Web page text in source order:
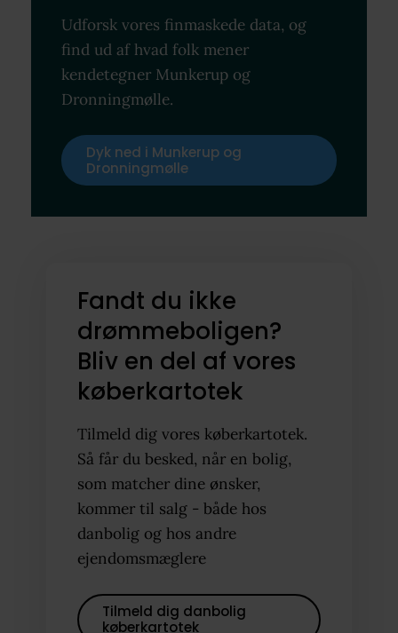
Udforsk vores finmaskede data, og
find ud af hvad folk mener
kendetegner Munkerup og
Dronningmølle.
Dyk ned i Munkerup og
Dronningmølle
Fandt du ikke
drømmeboligen?
Bliv en del af vores
køberkartotek
Tilmeld dig vores køberkartotek.
Så får du besked, når en bolig,
som matcher dine ønsker,
kommer til salg - både hos
danbolig og hos andre
ejendomsmæglere
Tilmeld dig danbolig
køberkartotek